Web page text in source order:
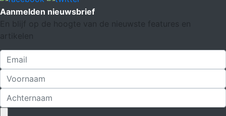
Aanmelden nieuwsbrief
En blijf op de hoogte van de nieuwste features en
artikelen